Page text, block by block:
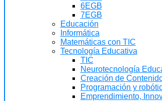
6EGB
7EGB
Educación
Informática
Matemáticas con TIC
Tecnología Educativa
TIC
Neurotecnología
Creación de
Programación y
Emprendimiento,